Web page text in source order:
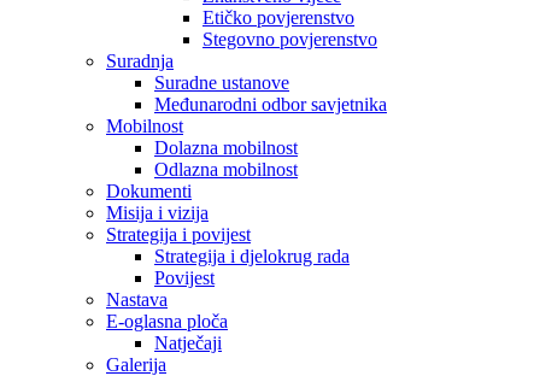
Etičko povjerenstvo
Stegovno povjerenstvo
Suradnja
Suradne ustanove
Međunarodni odbor savjetnika
Mobilnost
Dolazna mobilnost
Odlazna mobilnost
Dokumenti
Misija i vizija
Strategija i povijest
Strategija i djelokrug rada
Povijest
Nastava
E-oglasna ploča
Natječaji
Galerija